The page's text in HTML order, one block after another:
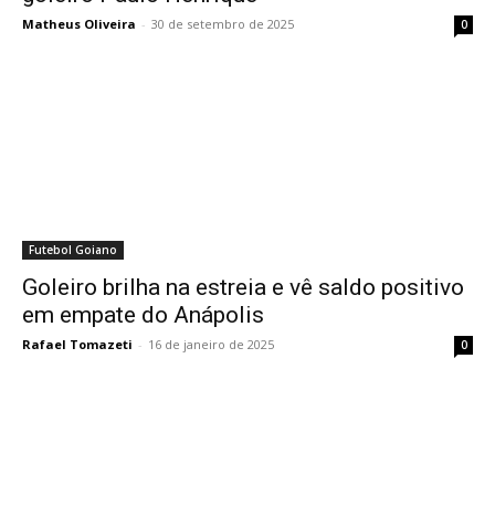
Matheus Oliveira - 30 de setembro de 2025 0
Futebol Goiano
Goleiro brilha na estreia e vê saldo positivo
em empate do Anápolis
Rafael Tomazeti - 16 de janeiro de 2025 0